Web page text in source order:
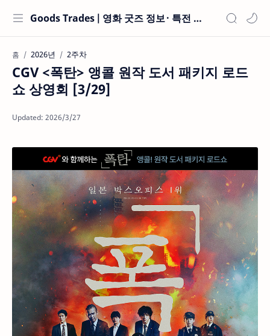
Goods Trades | 영화 굿즈 정보 · 특전 현황
홈 2026년 2주차
CGV <폭탄> 앵콜 원작 도서 패키지 로드
쇼 상영회 [3/29]